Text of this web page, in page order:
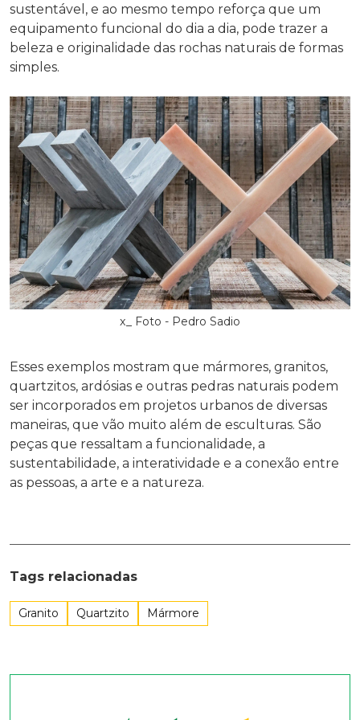
sustentável, e ao mesmo tempo reforça que um
equipamento funcional do dia a dia, pode trazer a
beleza e originalidade das rochas naturais de formas
simples.
x_ Foto - Pedro Sadio
Esses exemplos mostram que mármores, granitos,
quartzitos, ardósias e outras pedras naturais podem
ser incorporados em projetos urbanos de diversas
maneiras, que vão muito além de esculturas. São
peças que ressaltam a funcionalidade, a
sustentabilidade, a interatividade e a conexão entre
as pessoas, a arte e a natureza.
Tags relacionadas
Granito Quartzito Mármore